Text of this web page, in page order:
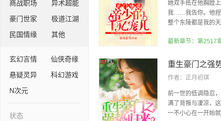
商战职场
异术超能
豪门世家
极道江湖
民国情缘
其他
玄幻言情
仙侠奇缘
悬疑灵异
科幻游戏
N次元
状态
她双手抵在他胸膛
我……我告你。他捏
整个东陵都是我的
最新章节：第2517
重生豪门之强
作者： 正月初琪
前一世的低调隐忍
满了背叛与凄凉，
一不小心在一开始